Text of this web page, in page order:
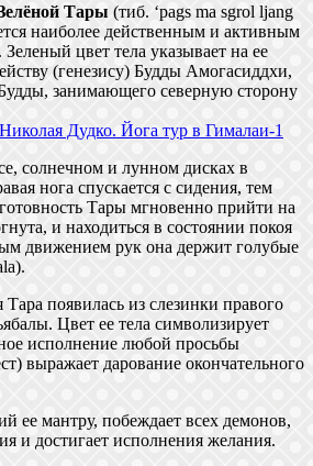
Тары (тиб. ‘pags ma sgrol ljang
наиболее действенным и активным
цвет тела указывает на ее
(генезису) Будды Амогасиддхи,
занимающего северную сторону
солнечном и лунном дисках в
нога спускается с сидения, тем
Тары мгновенно прийти на
и находиться в состоянии покоя
движением рук она держит голубые
Тара появилась из слезинки правого
Цвет ее тела символизирует
исполнение любой просьбы
выражает дарование окончательного
ее мантру, побеждает всех демонов,
и достигает исполнения желания.